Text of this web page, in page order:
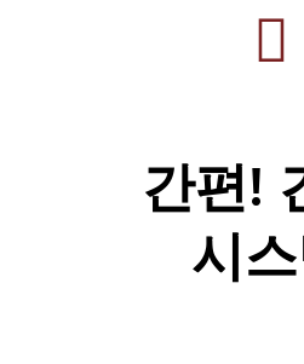
간편!
시